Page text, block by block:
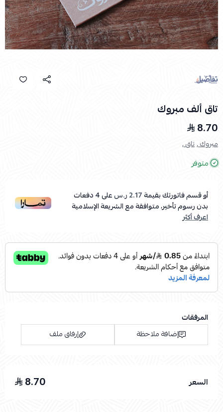
تاق ألف مبروك
8.70
مبروك ,تاق ,
متوفر
أو قسم فاتورتك بقيمة2.17 ر.س على4دفعات
بدون رسوم تأخير، متوافقة مع الشريعة الإسلامية
اعرف أكثر
المرفقات
إضافة ملاحظة
إرفاق ملف
السعر 8.70